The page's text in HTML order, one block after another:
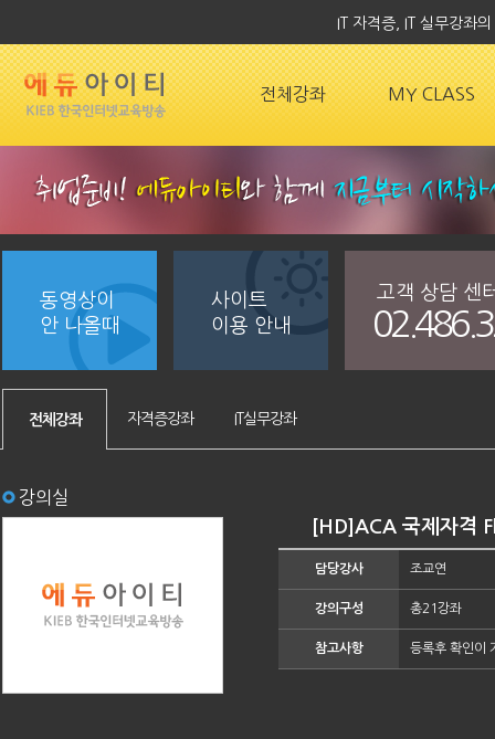
IT 자격증, IT 실무강좌
전체강좌 MY CLASS
동영상이
안 나올때
사이트
이용 안내
고객 상담 센
전체강좌 자격증강좌 IT실무강좌
강의실
[HD]ACA 국제자격
담당강사 조교연
강의구성 총21강좌
참고사항 등록후 확인이